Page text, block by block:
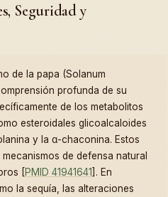
Seguridad y
de la papa (Solanum
profunda de su
de los metabolitos
esteroidales glicoalcaloides
y la α-chaconina. Estos
de defensa natural
[PMID 41941641]. En
la sequía, las alteraciones